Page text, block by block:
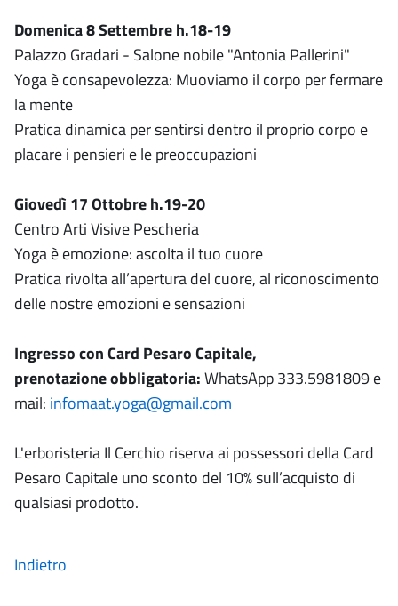
Domenica 8 Settembre h.18-19
Palazzo Gradari - Salone nobile "Antonia Pallerini"
Yoga è consapevolezza: Muoviamo il corpo per fermare
la mente
Pratica dinamica per sentirsi dentro il proprio corpo e
placare i pensieri e le preoccupazioni
Giovedì 17 Ottobre h.19-20
Centro Arti Visive Pescheria
Yoga è emozione: ascolta il tuo cuore
Pratica rivolta all’apertura del cuore, al riconoscimento
delle nostre emozioni e sensazioni
Ingresso con Card Pesaro Capitale,
prenotazione obbligatoria:WhatsApp 333.5981809 e
mail: infomaat.yoga@gmail.com
L'erboristeria Il Cerchio riserva ai possessori della Card
Pesaro Capitale uno sconto del 10% sull’acquisto di
qualsiasi prodotto.
Indietro